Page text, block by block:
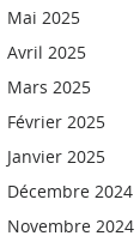
Mai 2025
Avril 2025
Mars 2025
Février 2025
Janvier 2025
Décembre 2024
Novembre 2024